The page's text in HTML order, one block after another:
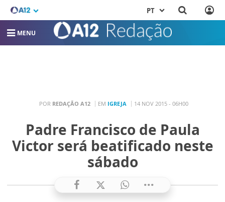
PT
MENU
POR REDAÇÃO A12 EM IGREJA 14 NOV 2015 - 06H00
Padre Francisco de Paula
Victor será beatificado neste
sábado